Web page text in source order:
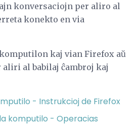
konversaciojn per aliro al
konekto en via
kaj vian Firefox aŭ
al babilaj ĉambroj kaj
- Instrukcioj de Firefox
komputilo - Operacias